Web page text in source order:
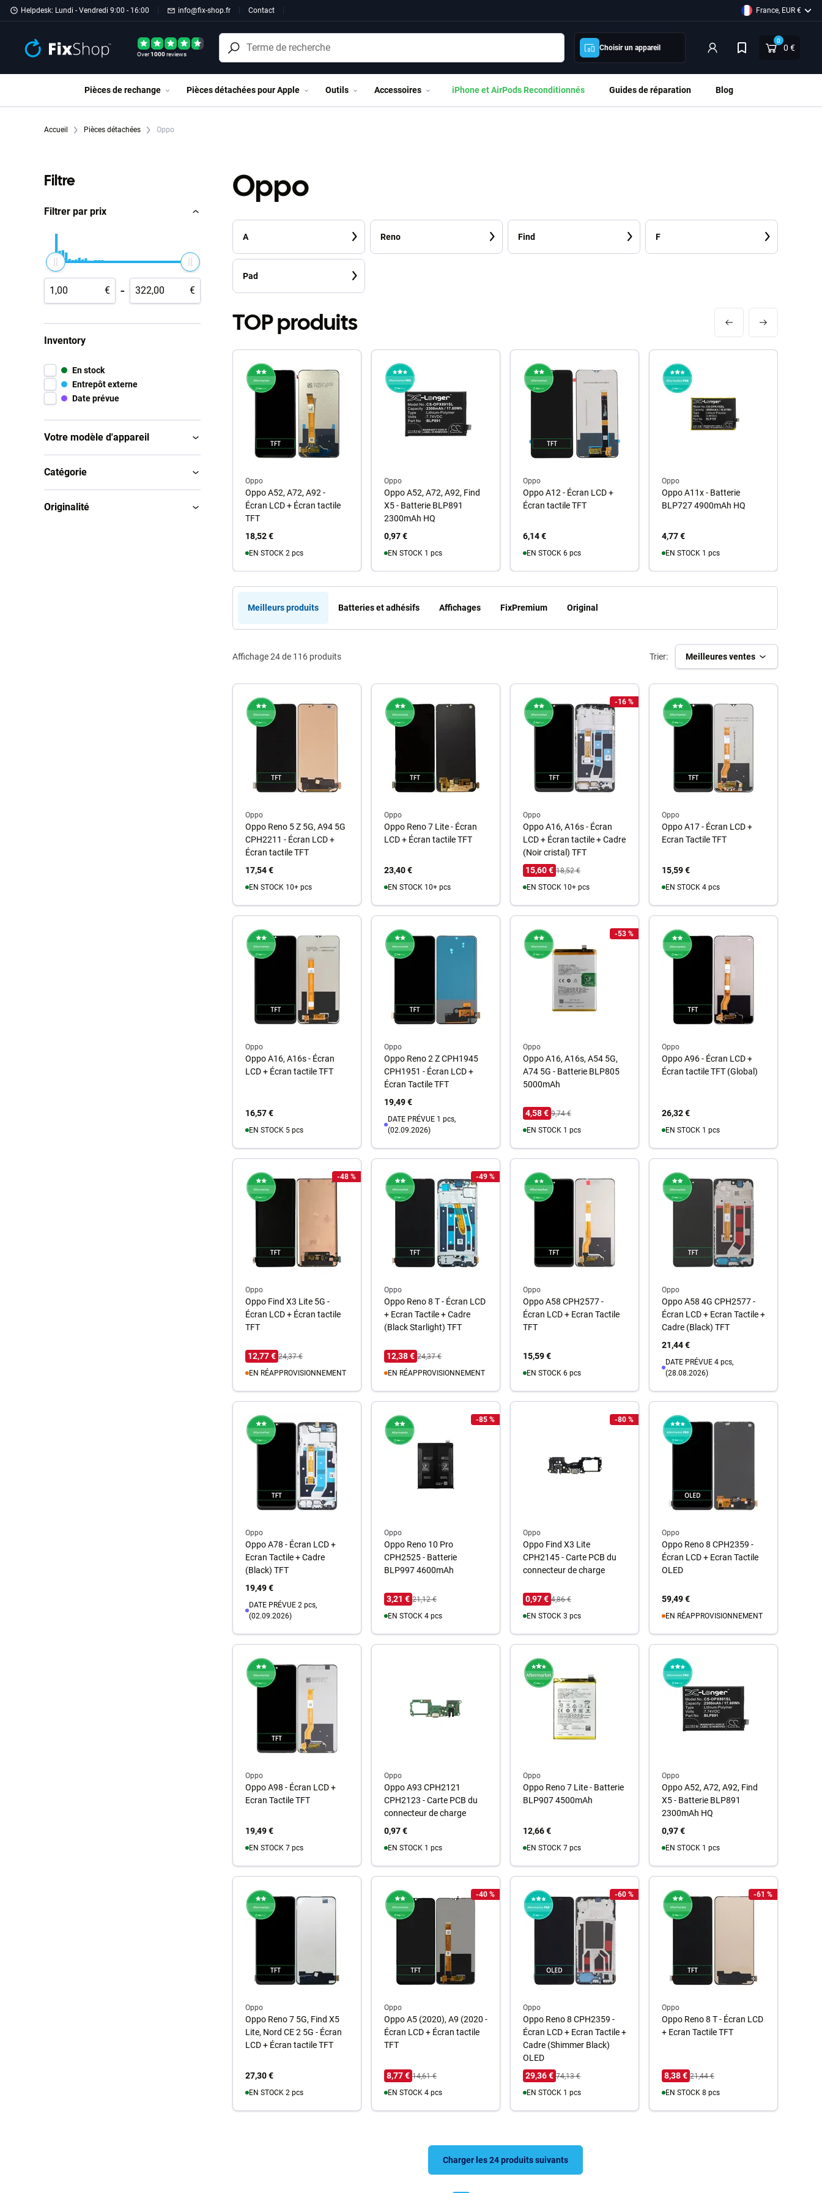
Passer au contenu principal
Helpdesk: Lundi - Vendredi 9:00 - 16:00 info@fix-shop.fr Contact France, EUR €
Over1000reviews
Choisir un appareil
0
0 €
Pièces de rechange Pièces détachées pour Apple Outils Accessoires iPhone et AirPods Reconditionnés Guides de réparation Blog
Accueil Pièces détachées Oppo
Filtre
Filtrer par prix
€ - €
Inventory
En stock
Entrepôt externe
Date prévue
Votre modèle d'appareil
Catégorie
Originalité
Oppo
A Reno Find F
Pad
TOP produits
Oppo
Oppo A52, A72, A92 -
Écran LCD + Écran tactile
TFT
18,52 €
EN STOCK 2 pcs
Au panier
Oppo
Oppo A52, A72, A92, Find
X5 - Batterie BLP891
2300mAh HQ
0,97 €
EN STOCK 1 pcs
Au panier
Oppo
Oppo A12 - Écran LCD +
Écran tactile TFT
6,14 €
EN STOCK 6 pcs
Au panier
Oppo
Oppo A11x - Batterie
BLP727 4900mAh HQ
4,77 €
EN STOCK 1 pcs
Au panier
Meilleurs produits Batteries et adhésifs Affichages FixPremium Original
Affichage24 de 116 produits Trier: Meilleures ventes
Oppo
Oppo Reno 5 Z 5G, A94 5G
CPH2211 - Écran LCD +
Écran tactile TFT
17,54 €
EN STOCK 10+ pcs
Oppo
Oppo Reno 7 Lite - Écran
LCD + Écran tactile TFT
23,40 €
EN STOCK 10+ pcs
-16 %
Oppo
Oppo A16, A16s - Écran
LCD + Écran tactile + Cadre
(Noir cristal) TFT
15,60 € 18,52 €
EN STOCK 10+ pcs
Oppo
Oppo A17 - Écran LCD +
Ecran Tactile TFT
15,59 €
EN STOCK 4 pcs
Oppo
Oppo A16, A16s - Écran
LCD + Écran tactile TFT
16,57 €
EN STOCK 5 pcs
Oppo
Oppo Reno 2 Z CPH1945
CPH1951 - Écran LCD +
Écran Tactile TFT
19,49 €
DATE PRÉVUE 1 pcs,
(02.09.2026)
Au panier
-53 %
Oppo
Oppo A16, A16s, A54 5G,
A74 5G - Batterie BLP805
5000mAh
4,58 € 9,74 €
EN STOCK 1 pcs
Oppo
Oppo A96 - Écran LCD +
Écran tactile TFT (Global)
26,32 €
EN STOCK 1 pcs
-48 %
Oppo
Oppo Find X3 Lite 5G -
Écran LCD + Écran tactile
TFT
12,77 € 24,37 €
EN RÉAPPROVISIONNEMENT
-49 %
Oppo
Oppo Reno 8 T - Écran LCD
+ Ecran Tactile + Cadre
(Black Starlight) TFT
12,38 € 24,37 €
EN RÉAPPROVISIONNEMENT
Oppo
Oppo A58 CPH2577 -
Écran LCD + Ecran Tactile
TFT
15,59 €
EN STOCK 6 pcs
Oppo
Oppo A58 4G CPH2577 -
Écran LCD + Ecran Tactile +
Cadre (Black) TFT
21,44 €
DATE PRÉVUE 4 pcs,
(28.08.2026)
Au panier
Oppo
Oppo A78 - Écran LCD +
Ecran Tactile + Cadre
(Black) TFT
19,49 €
DATE PRÉVUE 2 pcs,
(02.09.2026)
Au panier
-85 %
Oppo
Oppo Reno 10 Pro
CPH2525 - Batterie
BLP997 4600mAh
3,21 € 21,12 €
EN STOCK 4 pcs
-80 %
Oppo
Oppo Find X3 Lite
CPH2145 - Carte PCB du
connecteur de charge
0,97 € 4,86 €
EN STOCK 3 pcs
Oppo
Oppo Reno 8 CPH2359 -
Écran LCD + Ecran Tactile
OLED
59,49 €
EN RÉAPPROVISIONNEMENT
Oppo
Oppo A98 - Écran LCD +
Ecran Tactile TFT
19,49 €
EN STOCK 7 pcs
Oppo
Oppo A93 CPH2121
CPH2123 - Carte PCB du
connecteur de charge
0,97 €
EN STOCK 1 pcs
Oppo
Oppo Reno 7 Lite - Batterie
BLP907 4500mAh
12,66 €
EN STOCK 7 pcs
Oppo
Oppo A52, A72, A92, Find
X5 - Batterie BLP891
2300mAh HQ
0,97 €
EN STOCK 1 pcs
Oppo
Oppo Reno 7 5G, Find X5
Lite, Nord CE 2 5G - Écran
LCD + Écran tactile TFT
27,30 €
EN STOCK 2 pcs
-40 %
Oppo
Oppo A5 (2020), A9 (2020 -
Écran LCD + Écran tactile
TFT
8,77 € 14,61 €
EN STOCK 4 pcs
-60 %
Oppo
Oppo Reno 8 CPH2359 -
Écran LCD + Ecran Tactile +
Cadre (Shimmer Black)
OLED
29,36 € 74,13 €
EN STOCK 1 pcs
-61 %
Oppo
Oppo Reno 8 T - Écran LCD
+ Ecran Tactile TFT
8,38 € 21,44 €
EN STOCK 8 pcs
Charger les 24 produits suivants